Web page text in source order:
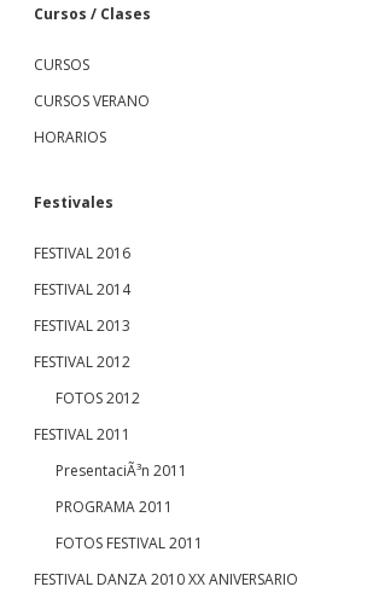
S
i
d
e
b
a
r
Cursos / Clases
CURSOS
CURSOS VERANO
HORARIOS
Festivales
FESTIVAL 2016
FESTIVAL 2014
FESTIVAL 2013
FESTIVAL 2012
FOTOS 2012
FESTIVAL 2011
PresentaciÃ³n 2011
PROGRAMA 2011
FOTOS FESTIVAL 2011
FESTIVAL DANZA 2010 XX ANIVERSARIO